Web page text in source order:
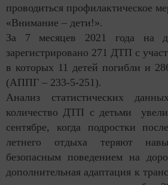
проводиться профилактическое
«Внимание – дети!».
За 7 месяцев 2021 года на
зарегистрировано 271 ДТП с
в которых 11 детей погибли и
(АППГ – 233-5-251).
Анализ статистических
количество ДТП с детьми
сентябре, когда подростки
летнего отдыха теряют
безопасным поведением на
дополнительная адаптация к